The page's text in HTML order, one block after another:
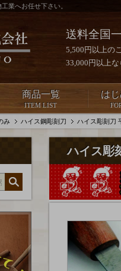
業へお任せ下さい。
送料全国
5,500円以上の
33,000円以上な
商品一覧
ITEM LIST
は
み ハイス鋼彫刻刀 ハイス彫刻刀
ハイス彫